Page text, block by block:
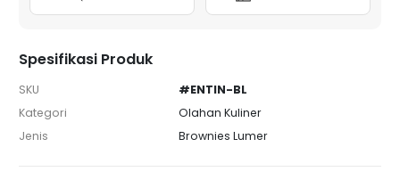
Spesifikasi Produk
SKU
#ENTIN-BL
Kategori
Olahan Kuliner
Jenis
Brownies Lumer